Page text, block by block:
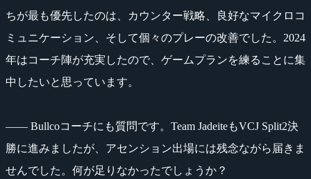
ちが最も優先したのは、カウンター戦略、良好なマイクロコ
ミュニケーション、そして個々のプレーの改善でした。2024
年はコーチ陣が充実したので、ゲームプランを練ることに集
中したいと思っています。
―― Bullcoコーチにも質問です。Team JadeiteもVCJ Split2決
勝に進みましたが、アセンション出場には残念ながら届きま
せんでした。何が足りなかったでしょうか？